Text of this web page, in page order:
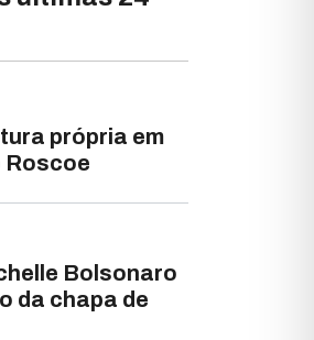
própria em
Roscoe
Bolsonaro
da chapa de